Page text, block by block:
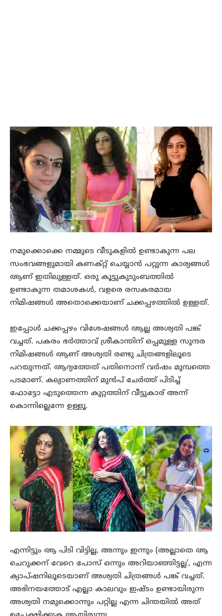
നമുക്കൊക്കെ നമ്മുടെ വീടുകളിൽ ഉണ്ടാകുന്ന പല
സംഭവങ്ങളുമായി കണക്റ്റ് ചെയ്യാൻ പറ്റുന്ന കാര്യങ്ങൾ
ആണ് ഇതിലുള്ളത്. ഒരു കൂട്ടുകുടുംബത്തിൽ
ഉണ്ടാകുന്ന തമാശകൾ, വളരെ രസകരമായ
നിമിഷങ്ങൾ അതൊക്കെയാണ് ചക്കപ്പഴത്തിൽ ഉള്ളത്.
ഇപ്പോൾ ചക്കപ്പഴം വിശേഷങ്ങൾ ആല്ല അശ്വതി പങ്ക്
വച്ചത്. പകരം ഭർത്താവ് ശ്രീകാന്തിന് ഒപ്പമുള്ള സുന്ദര
നിമിഷങ്ങൾ ആണ് അശ്വതി രണ്ടു ചിത്രങ്ങളിലൂടെ
പറയുന്നത്. ആദ്യത്തേത് പതിനൊന്ന് വർഷം മുമ്പത്തെ
പടമാണ്. കല്യാണത്തിന് മുൻപ് ചേർത്ത് പിടിച്ച്
ഫോട്ടോ എടുത്തെന്ന കുറ്റത്തിന് വീട്ടുകാര് അന്ന്
കൊന്നില്ലെന്നേ ഉള്ളൂ.
എന്നിട്ടും ആ പിടി വിട്ടില്ല, അന്നും ഇന്നും (അല്ലാതെ ആ
ചെറുക്കന് വേറെ പോസ് ഒന്നും അറിയാഞ്ഞിട്ടല്ല’, എന്ന
ക്യാപ്ഷനിലൂടെയാണ് അശ്വതി ചിത്രങ്ങൾ പങ്ക് വച്ചത്.
അഭിനയത്തോട് എല്ലാ കാലവും ഇഷ്ടം ഉണ്ടായിരുന്ന
അശ്വതി നമുക്കൊന്നും പറ്റില്ല എന്ന ചിന്തയിൽ അത്